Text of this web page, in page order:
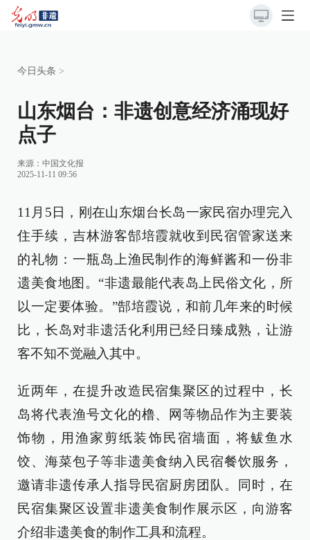
今日头条 >
山东烟台：非遗创意经济涌现好
点子
来源： 中国文化报
2025-11-11 09:56
11月5日，刚在山东烟台长岛一家民宿办理完入
住手续，吉林游客郜培霞就收到民宿管家送来
的礼物：一瓶岛上渔民制作的海鲜酱和一份非
遗美食地图。“非遗最能代表岛上民俗文化，所
以一定要体验。”郜培霞说，和前几年来的时候
比，长岛对非遗活化利用已经日臻成熟，让游
客不知不觉融入其中。
近两年，在提升改造民宿集聚区的过程中，长
岛将代表渔号文化的橹、网等物品作为主要装
饰物，用渔家剪纸装饰民宿墙面，将鲅鱼水
饺、海菜包子等非遗美食纳入民宿餐饮服务，
邀请非遗传承人指导民宿厨房团队。同时，在
民宿集聚区设置非遗美食制作展示区，向游客
介绍非遗美食的制作工具和流程。